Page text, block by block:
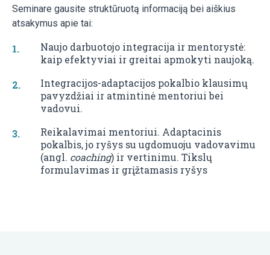
Seminare gausite struktūruotą informaciją bei aiškius
atsakymus apie tai:
Naujo darbuotojo integracija ir mentorystė:
kaip efektyviai ir greitai apmokyti naujoką.
Integracijos-adaptacijos pokalbio klausimų
pavyzdžiai ir atmintinė mentoriui bei
vadovui.
Reikalavimai mentoriui. Adaptacinis
pokalbis, jo ryšys su ugdomuoju vadovavimu
(angl. coaching) ir vertinimu. Tikslų
formulavimas ir grįžtamasis ryšys